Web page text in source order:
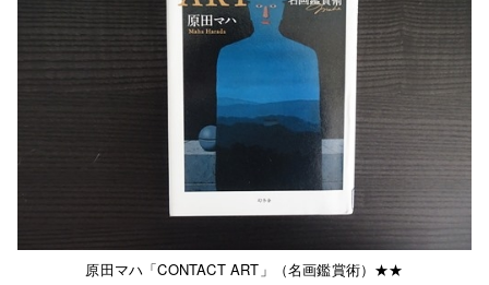
原田マハ「CONTACT ART」（名画鑑賞術）★★